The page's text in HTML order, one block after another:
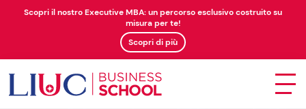
Scopri il nostro Executive MBA: un percorso esclusivo costruito su
misura per te!
Scopri di più